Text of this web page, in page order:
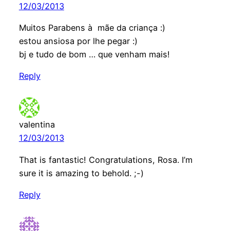
12/03/2013
Muitos Parabens à mãe da criança :)
estou ansiosa por lhe pegar :)
bj e tudo de bom … que venham mais!
Reply
valentina
12/03/2013
That is fantastic! Congratulations, Rosa. I’m
sure it is amazing to behold. ;-)
Reply